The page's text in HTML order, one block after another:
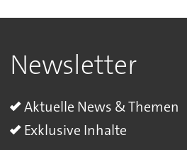
Newsletter
Aktuelle News & Themen
Exklusive Inhalte